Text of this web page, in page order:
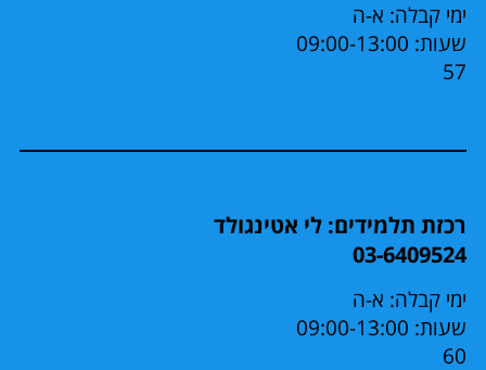
ימי קבלה: א-ה
שעות: 09:00-13:00
57
רכזת תלמידים: לי אטינגולד
03-6409524
ימי קבלה: א-ה
שעות: 09:00-13:00
60